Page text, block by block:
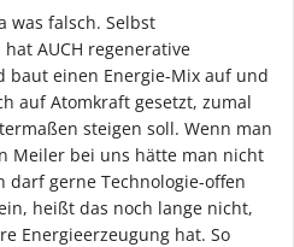
was falsch. Selbst
AUCH regenerative
baut einen Energie-Mix auf und
auf Atomkraft gesetzt, zumal
steigen soll. Wenn man
Meiler bei uns hätte man nicht
gerne Technologie-offen
heißt das noch lange nicht,
Energieerzeugung hat. So